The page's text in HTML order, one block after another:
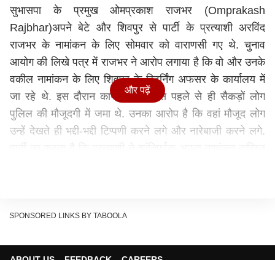
सुभासपा के प्रमुख ओमप्रकाश राजभर (Omprakash
Rajbhar)अपने बेटे और शिवपुर से पार्टी के प्रत्याशी अरविंद
राजभर के नामांकन के लिए सोमवार को वाराणसी गए थे. चुनाव
आयोग की लिखे पत्र में राजभर ने आरोप लगाया है कि वो और उनके
वकील नामांकन के लिए शिवपुर के रिटर्निंग अफसर के कार्यालय में
जा रहे थे. इस दौरान कार्यालय के पास पहले से ही सैकड़ों लोग
पुलिल की मौजूदगी में जमा थे. उनका आरोप है कि वहां मौजूद लोग
उन्हें देखते ही भद्दी-भद्दी टिप्पणी करने लगे और नारेबाजी करने लगे.
सुभासपा प्रत्याशी के तौर पर किया नामांकन, मऊ प्रशासन पर
और पढ़ें
SPONSORED LINKS BY TABOOLA